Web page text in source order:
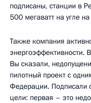
подписаны, станции в
500 мегаватт на угле
Также компания
энергоэффективности.
Вы сказали,
пилотный проект с
Федерации. Подписали
цели: первая – это